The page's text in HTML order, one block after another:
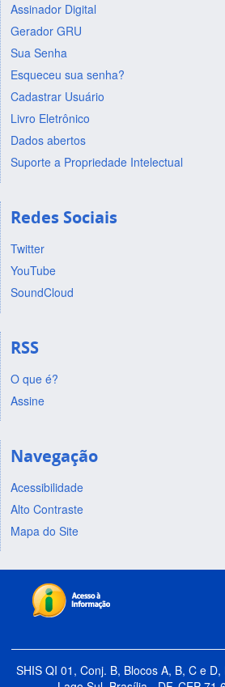
Assinador Digital
Gerador GRU
Sua Senha
Esqueceu sua senha?
Cadastrar Usuário
Livro Eletrônico
Dados abertos
Suporte a Propriedade Intelectual
Redes Sociais
Twitter
YouTube
SoundCloud
RSS
O que é?
Assine
Navegação
Acessibilidade
Alto Contraste
Mapa do Site
SHIS QI 01, Conj. B, Blocos A, B, C e